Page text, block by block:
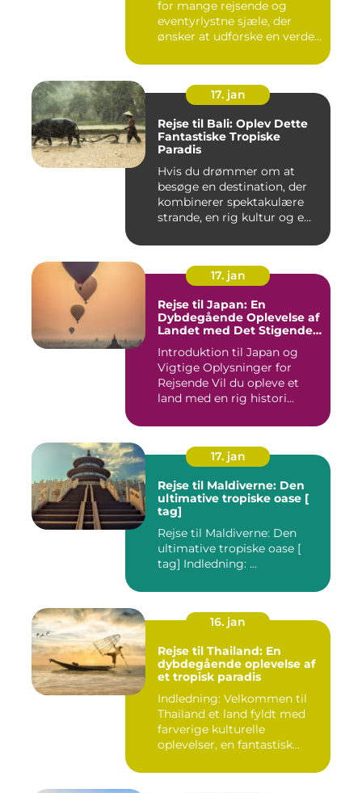
for mange rejsende og
eventyrlystne sjæle, der
ønsker at udforske en verde...
17. jan
Rejse til Bali: Oplev Dette
Fantastiske Tropiske
Paradis
Hvis du drømmer om at
besøge en destination, der
kombinerer spektakulære
strande, en rig kultur og e...
17. jan
Rejse til Japan: En
Dybdegående Oplevelse af
Landet med Det Stigende
Introduktion til Japan og
Vigtige Oplysninger for
Rejsende Vil du opleve et
land med en rig histori...
17. jan
Rejse til Maldiverne: Den
ultimative tropiske oase [
tag]
Rejse til Maldiverne: Den
ultimative tropiske oase [
tag] Indledning: ...
16. jan
Rejse til Thailand: En
dybdegående oplevelse af
et tropisk paradis
Indledning: Velkommen til
Thailand et land fyldt med
farverige kulturelle
oplevelser, en fantastisk...